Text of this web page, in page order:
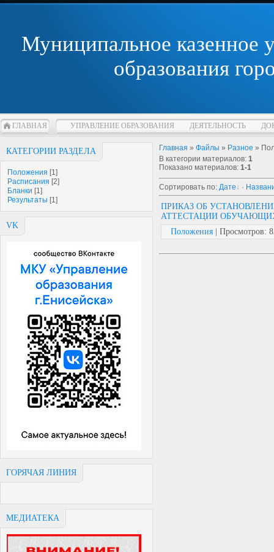
Муниципальное казенное
образования
ГЛАВНАЯ УПРАВЛЕНИЕ ОБРАЗОВАНИЯ ДЕЯТЕЛЬНОСТЬ
КАТЕГОРИИ РАЗДЕЛА
Положения [1]
Расписания [2]
Бланки [1]
Результаты [1]
VK
ГОРЯЧАЯ ЛИНИЯ
МЕДИАТЕКА
Главная » Файлы » Разное »
В категории материалов: 1
Показано материалов: 1-1
Сортировать по: Дате ·
ПРИКАЗ ОБ
АТТЕСТАЦИИ
Положения | Просмотров: